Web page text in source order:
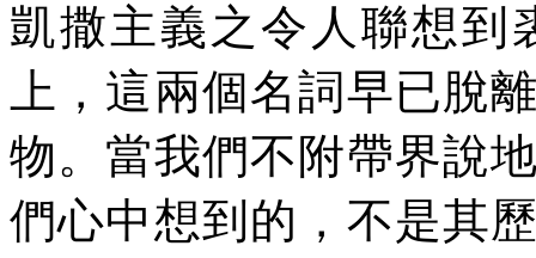
凱撒主義之令人聯想到
上，這兩個名詞早已脫
物。當我們不附帶界說
們心中想到的，不是其